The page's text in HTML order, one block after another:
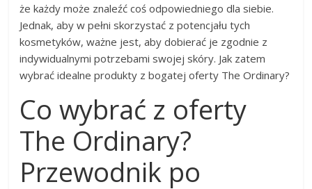
że każdy może znaleźć coś odpowiedniego dla siebie.
Jednak, aby w pełni skorzystać z potencjału tych
kosmetyków, ważne jest, aby dobierać je zgodnie z
indywidualnymi potrzebami swojej skóry. Jak zatem
wybrać idealne produkty z bogatej oferty The Ordinary?
Co wybrać z oferty
The Ordinary?
Przewodnik po